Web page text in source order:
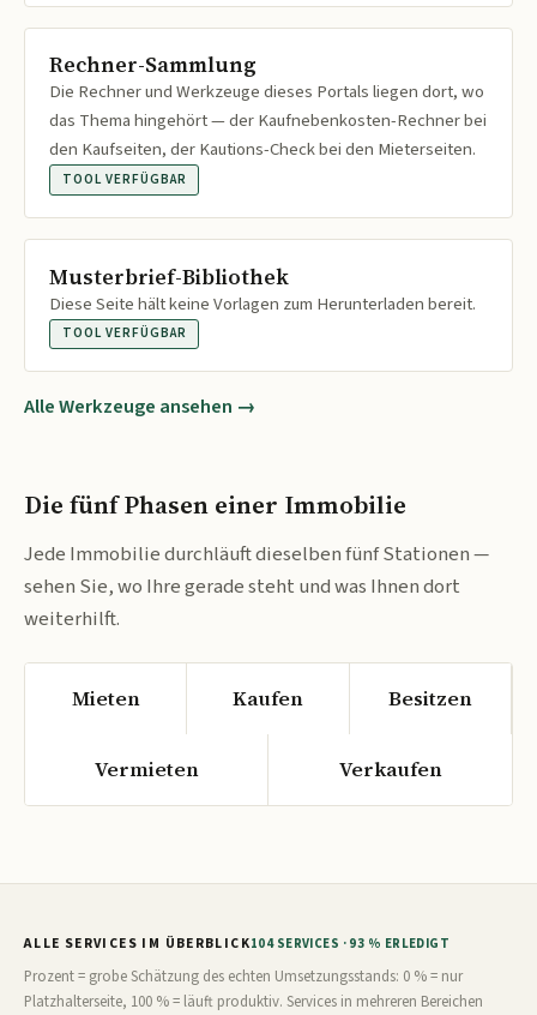
Rechner-Sammlung
Die Rechner und Werkzeuge dieses Portals liegen dort, wo
das Thema hingehört — der Kaufnebenkosten-Rechner bei
den Kaufseiten, der Kautions-Check bei den Mieterseiten.
TOOL VERFÜGBAR
Musterbrief-Bibliothek
Diese Seite hält keine Vorlagen zum Herunterladen bereit.
TOOL VERFÜGBAR
Alle Werkzeuge ansehen →
Die fünf Phasen einer Immobilie
Jede Immobilie durchläuft dieselben fünf Stationen —
sehen Sie, wo Ihre gerade steht und was Ihnen dort
weiterhilft.
Mieten Kaufen Besitzen
Vermieten Verkaufen
ALLE SERVICES IM ÜBERBLICK104 SERVICES · 93 % ERLEDIGT
Prozent = grobe Schätzung des echten Umsetzungsstands: 0 % = nur
Platzhalterseite, 100 % = läuft produktiv. Services in mehreren Bereichen